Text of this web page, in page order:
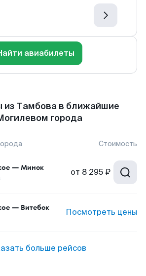
авиабилеты
из Тамбова в ближайшие
города
Стоимость
— Минск от 8 295 ₽
— Витебск Посмотреть цены
больше рейсов